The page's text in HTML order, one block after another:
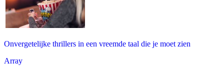
Onvergetelijke thrillers in een vreemde taal die je moet zien
Array